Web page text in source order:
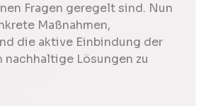
Fragen geregelt sind. Nun
Maßnahmen,
die aktive Einbindung der
nachhaltige Lösungen zu